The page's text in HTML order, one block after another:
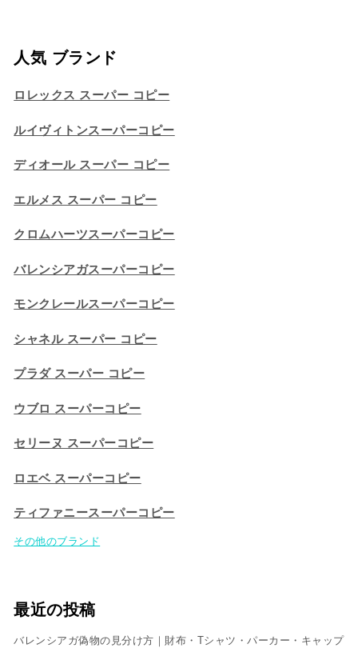
人気 ブランド
ロレックス スーパー コピー
ルイヴィトンスーパーコピー
ディオール スーパー コピー
エルメス スーパー コピー
クロムハーツスーパーコピー
バレンシアガスーパーコピー
モンクレールスーパーコピー
シャネル スーパー コピー
プラダ スーパー コピー
ウブロ スーパーコピー
セリーヌ スーパーコピー​
ロエベ スーパーコピー
ティファニースーパーコピー
その他のブランド
最近の投稿
バレンシアガ偽物の見分け方｜財布・Tシャツ・パーカー・キャップ